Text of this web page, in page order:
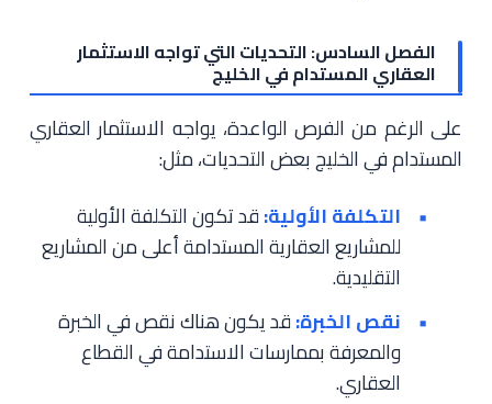
الفصل السادس: التحديات التي تواجه الاستثمار
العقاري المستدام في الخليج
على الرغم من الفرص الواعدة، يواجه الاستثمار العقاري
المستدام في الخليج بعض التحديات، مثل:
التكلفة الأولية:قد تكون التكلفة الأولية
للمشاريع العقارية المستدامة أعلى من المشاريع
التقليدية.
نقص الخبرة:قد يكون هناك نقص في الخبرة
والمعرفة بممارسات الاستدامة في القطاع
العقاري.